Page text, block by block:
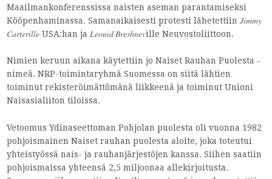
Maailmankonferenssissa naisten aseman parantamiseksi
Kööpenhaminassa. Samanaikaisesti protesti lähetettiinJimmy
Carterille USA:han ja Leonid Breshneville Neuvostoliittoon.
Nimien keruun aikana käytettiin jo Naiset Rauhan Puolesta -
nimeä. NRP-toimintaryhmä Suomessa on siitä lähtien
toiminut rekisteröimättömänä liikkeenä ja toiminut Unioni
Naisasialiiton tiloissa.
Vetoomus Ydinaseettoman Pohjolan puolesta oli vuonna 1982
pohjoismainen Naiset rauhan puolesta aloite, joka toteutui
yhteistyössä nais- ja rauhanjärjestöjen kanssa. Siihen saatiin
pohjoismaissa yhteensä 2,5 miljoonaa allekirjoitusta.